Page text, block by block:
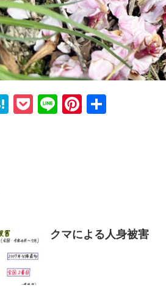
H
P
Li
Pi
クマによる人身被害